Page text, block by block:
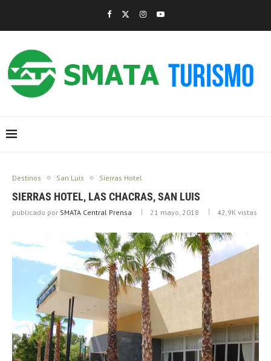
Destinos San Luis Sierras Hotel
SIERRAS HOTEL, LAS CHACRAS, SAN LUIS
publicado por SMATA Central Prensa 21 mayo, 2018 42,9K vistas